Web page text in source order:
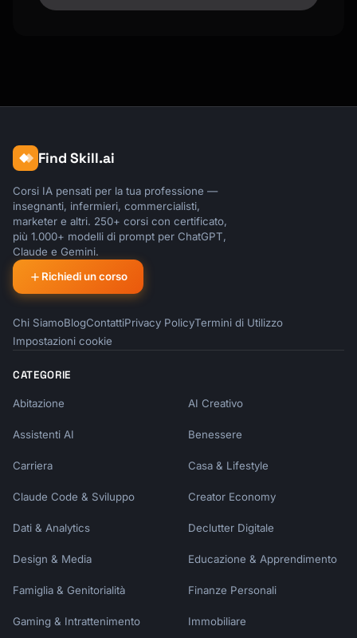
```
## Volumes & Persistence
```yaml
services:
  app:
    volumes:
      # Bind mount
      - ./config:/app/config:ro
      - /app/node_modules
  app_data:
```
## Health Checks
```dockerfile
HEALTHCHECK --interval=30s --timeout=3s --
  CMD curl -f http://localhost:3000/health ||
```
Find Skill.ai
Corsi IA pensati per la tua professione —
insegnanti, infermieri, commercialisti,
marketer e altri. 250+ corsi con certificato,
più 1.000+ modelli di prompt per ChatGPT,
Claude e Gemini.
Richiedi un corso
Chi SiamoBlogContattiPrivacy PolicyTermini di Utilizzo
Impostazioni cookie
CATEGORIE
Abitazione AI Creativo
Assistenti AI Benessere
Carriera Casa & Lifestyle
Claude Code & Sviluppo Creator Economy
Dati & Analytics Declutter Digitale
Design & Media Educazione & Apprendimento
Famiglia & Genitorialità Finanze Personali
Gaming & Intrattenimento Immobiliare